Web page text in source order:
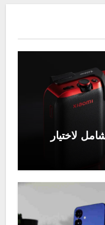
الشامل لاختيار